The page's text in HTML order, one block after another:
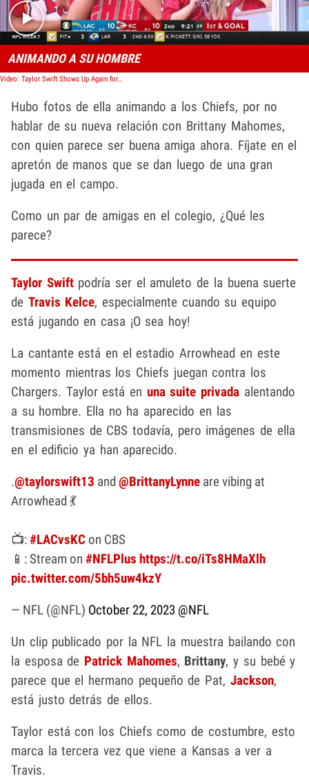
ANIMANDO A SU HOMBRE
Video: Taylor Swift Shows Up Again for Travis Kelce's Game in Kansas City
Hubo fotos de ella animando a los Chiefs, por no
hablar de su nueva relación con Brittany Mahomes,
con quien parece ser buena amiga ahora. Fíjate en el
apretón de manos que se dan luego de una gran
jugada en el campo.
Como un par de amigas en el colegio, ¿Qué les
parece?
Taylor Swiftpodría ser el amuleto de la buena suerte
de Travis Kelce, especialmente cuando su equipo
está jugando en casa ¡O sea hoy!
La cantante está en el estadio Arrowhead en este
momento mientras los Chiefs juegan contra los
Chargers. Taylor está en una suite privada alentando
a su hombre. Ella no ha aparecido en las
transmisiones de CBS todavía, pero imágenes de ella
en el edificio ya han aparecido.
.@taylorswift13 and @BrittanyLynne are vibing at
Arrowhead 💃
📺:#LACvsKC on CBS
📱: Stream on #NFLPlus https://t.co/iTs8HMaXlh
pic.twitter.com/5bh5uw4kzY
— NFL (@NFL) October 22, 2023 @NFL
Un clip publicado por la NFL la muestra bailando con
la esposa de Patrick Mahomes, Brittany, y su bebé y
parece que el hermano pequeño de Pat, Jackson,
está justo detrás de ellos.
Taylor está con los Chiefs como de costumbre, esto
marca la tercera vez que viene a Kansas a ver a
Travis.